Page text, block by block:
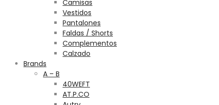
Camisas
Vestidos
Pantalones
Faldas / Shorts
Complementos
Calzado
Brands
A – B
40WEFT
AT.P.CO